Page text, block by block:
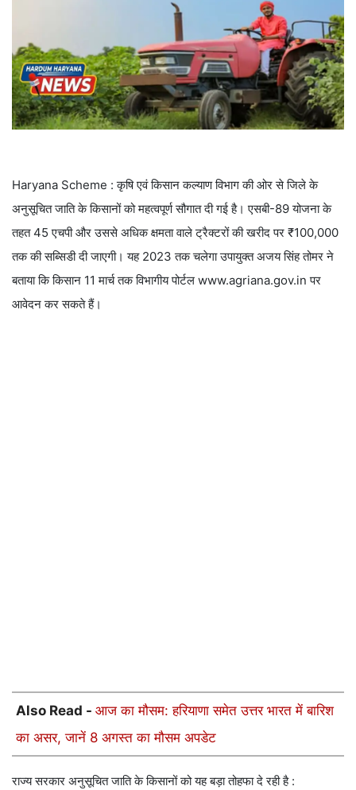
Haryana Scheme : कृषि एवं किसान कल्याण विभाग की ओर से जिले के
अनुसूचित जाति के किसानों को महत्वपूर्ण सौगात दी गई है। एसबी-89 योजना के
तहत 45 एचपी और उससे अधिक क्षमता वाले ट्रैक्टरों की खरीद पर ₹100,000
तक की सब्सिडी दी जाएगी। यह 2023 तक चलेगा उपायुक्त अजय सिंह तोमर ने
बताया कि किसान 11 मार्च तक विभागीय पोर्टल www.agriana.gov.in पर
आवेदन कर सकते हैं।
Also Read - आज का मौसम: हरियाणा समेत उत्तर भारत में बारिश
का असर, जानें 8 अगस्त का मौसम अपडेट
राज्य सरकार अनुसूचित जाति के किसानों को यह बड़ा तोहफा दे रही है :